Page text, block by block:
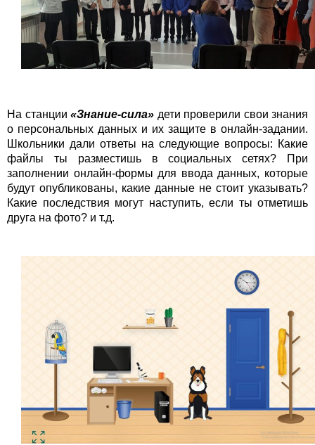
На станции «Знание-сила» дети проверили свои знания
о персональных данных и их защите в онлайн-задании.
Школьники дали ответы на следующие вопросы: Какие
файлы ты разместишь в социальных сетях? При
заполнении онлайн-формы для ввода данных, которые
будут опубликованы, какие данные не стоит указывать?
Какие последствия могут наступить, если ты отметишь
друга на фото? и т.д.